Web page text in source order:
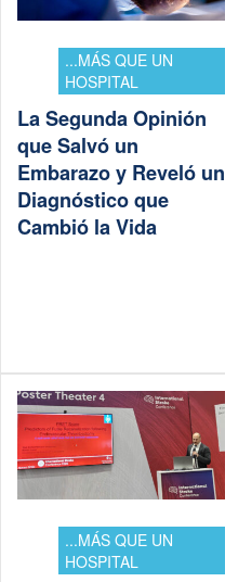
...MÁS QUE UN
HOSPITAL
La Segunda Opinión
que Salvó un
Embarazo y Reveló un
Diagnóstico que
Cambió la Vida
...MÁS QUE UN
HOSPITAL